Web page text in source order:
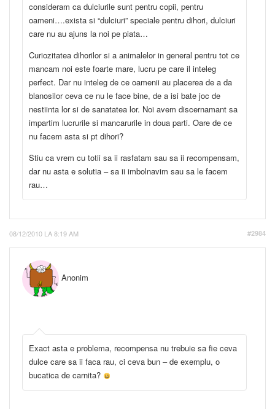
consideram ca dulciurile sunt pentru copii, pentru
oameni….exista si “dulciuri” speciale pentru dihori, dulciuri
care nu au ajuns la noi pe piata…
Curiozitatea dihorilor si a animalelor in general pentru tot ce
mancam noi este foarte mare, lucru pe care il inteleg
perfect. Dar nu inteleg de ce oamenii au placerea de a da
blanosilor ceva ce nu le face bine, de a isi bate joc de
nestiinta lor si de sanatatea lor. Noi avem discernamant sa
impartim lucrurile si mancarurile in doua parti. Oare de ce
nu facem asta si pt dihori?
Stiu ca vrem cu totii sa ii rasfatam sau sa ii recompensam,
dar nu asta e solutia – sa ii imbolnavim sau sa le facem
rau…
08/12/2010 LA 8:19 AM #2984
Anonim
Exact asta e problema, recompensa nu trebuie sa fie ceva
dulce care sa ii faca rau, ci ceva bun – de exemplu, o
bucatica de carnita?